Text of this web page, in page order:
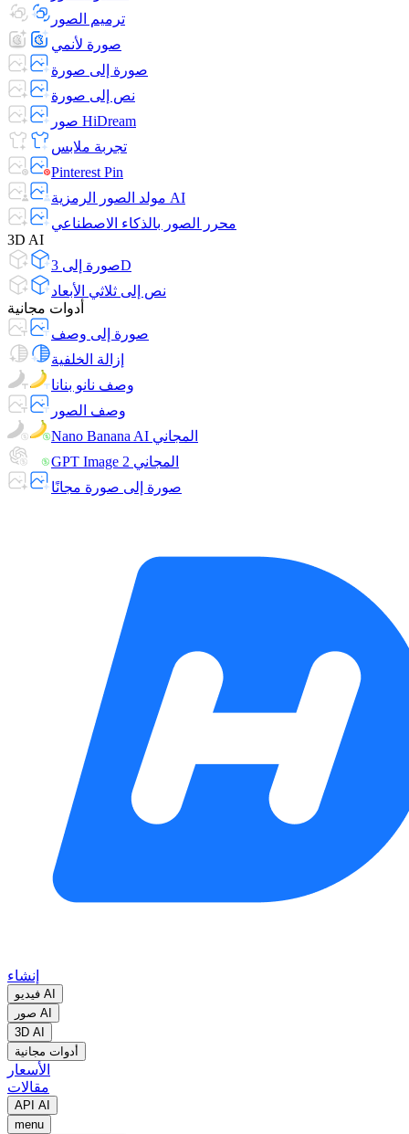
ترميم الصور
صورة لأنمي
صورة إلى صورة
نص إلى صورة
صور HiDream
تجربة ملابس
Pinterest Pin
مولد الصور الرمزية AI
محرر الصور بالذكاء الاصطناعي
3D AI
صورة إلى 3D
نص إلى ثلاثي الأبعاد
أدوات مجانية
صورة إلى وصف
إزالة الخلفية
وصف نانو بنانا
وصف الصور
Nano Banana AI المجاني
GPT Image 2 المجاني
صورة إلى صورة مجانًا
إنشاء
فيديو AI
صور AI
3D AI
أدوات مجانية
الأسعار
مقالات
API AI
menu